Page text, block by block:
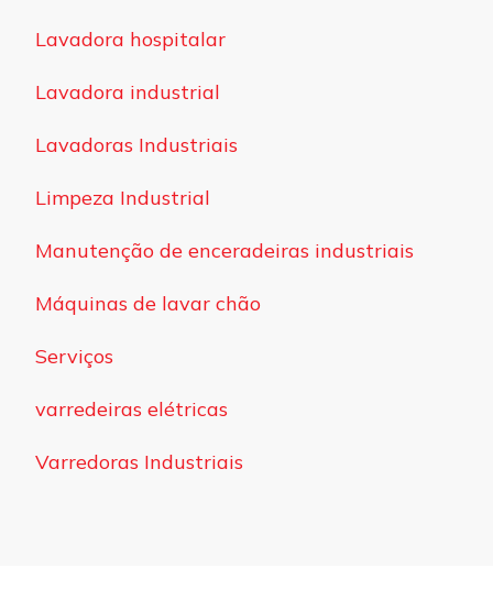
Lavadora hospitalar
Lavadora industrial
Lavadoras Industriais
Limpeza Industrial
Manutenção de enceradeiras industriais
Máquinas de lavar chão
Serviços
varredeiras elétricas
Varredoras Industriais